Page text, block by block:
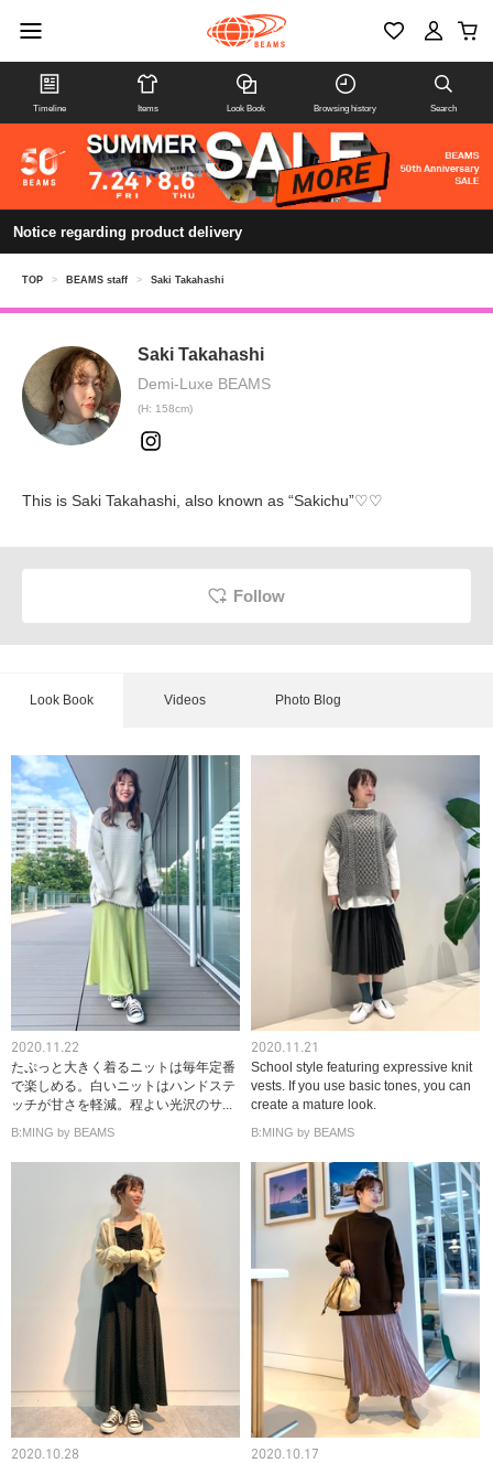
Timeline Items Look Book Browsing history Search
Notice regarding product delivery
TOP > BEAMS staff > Saki Takahashi
Saki Takahashi
Demi-Luxe BEAMS
(H: 158cm)
This is Saki Takahashi, also known as “Sakichu”♡♡
Follow
Look Book Videos Photo Blog
2020.11.22
たぷっと大きく着るニットは毎年定番
で楽しめる。白いニットはハンドステ
ッチが甘さを軽減。程よい光沢のサ...
B:MING by BEAMS
2020.11.21
School style featuring expressive knit
vests. If you use basic tones, you can
create a mature look.
B:MING by BEAMS
2020.10.28 2020.10.17